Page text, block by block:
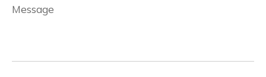
Message
*